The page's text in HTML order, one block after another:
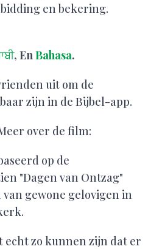
en bekering.
, En Bahasa.
uit om de
zijn in de Bijbel-app.
over de film:
op de
"Dagen van Ontzag"
gewone gelovigen in
echt zo kunnen zijn dat er